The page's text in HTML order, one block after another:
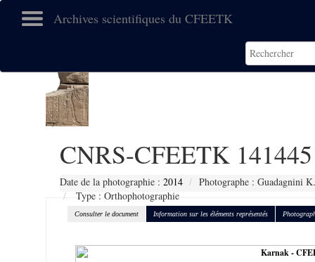
Archives scientifiques du CFEETK
CNRS-CFEETK 141445
Date de la photographie : 2014
Photographe : Guadagnini K.
Type : Orthophotographie
Consulter le document Information sur les éléments représentés